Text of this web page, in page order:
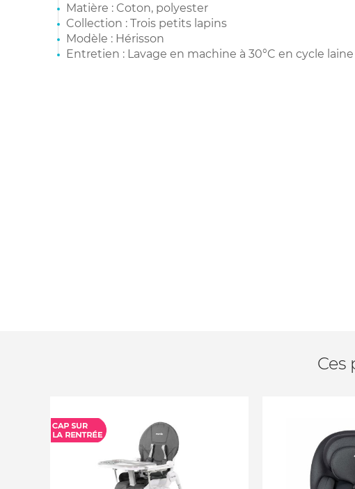
Matière : Coton, polyester
Collection : Trois petits lapins
Modèle : Hérisson
Entretien : Lavage en machine à 30°C en cycle laine
Ces